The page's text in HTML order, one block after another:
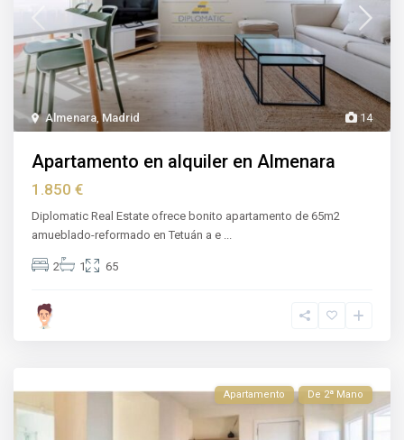
14
Almenara,Madrid
Apartamento en alquiler en Almenara
1.850 €
Diplomatic Real Estate ofrece bonito apartamento de 65m2
amueblado-reformado en Tetuán a e ...
2 1 65
Apartamento De 2ª Mano